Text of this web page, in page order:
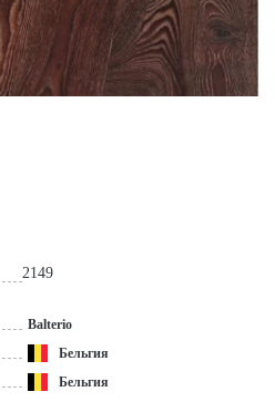
2149
Balterio
Бельгия
Бельгия